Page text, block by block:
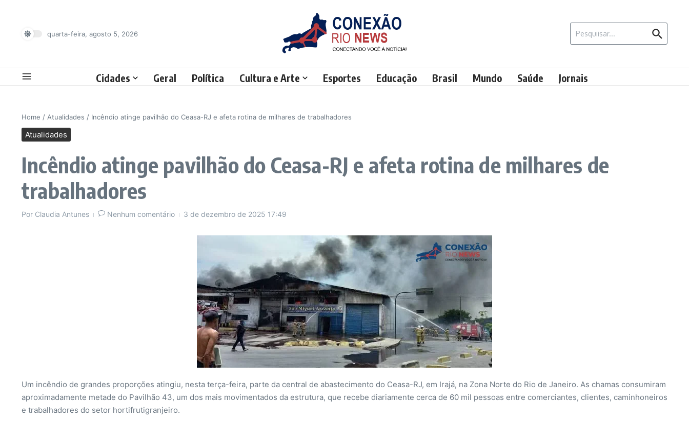
quarta-feira, agosto 5, 2026
Cidades Geral Política Cultura e Arte Esportes Educação Brasil Mundo Saúde Jornais
Home / Atualidades / Incêndio atinge pavilhão do Ceasa-RJ e afeta rotina de milhares de trabalhadores
Atualidades
Incêndio atinge pavilhão do Ceasa-RJ e afeta rotina de milhares de
trabalhadores
Por Claudia Antunes Nenhum comentário 3 de dezembro de 2025 17:49
Um incêndio de grandes proporções atingiu, nesta terça-feira, parte da central de abastecimento do Ceasa-RJ, em Irajá, na Zona Norte do Rio de Janeiro. As chamas consumiram
aproximadamente metade do Pavilhão 43, um dos mais movimentados da estrutura, que recebe diariamente cerca de 60 mil pessoas entre comerciantes, clientes, caminhoneiros
e trabalhadores do setor hortifrutigranjeiro.